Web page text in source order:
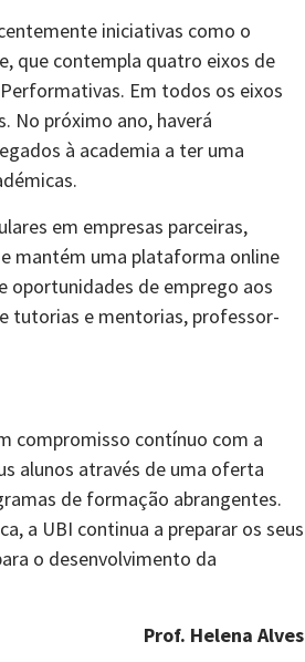
iniciativas como o
que contempla quatro eixos de
Em todos os eixos
No próximo ano, haverá
à academia a ter uma
em empresas parceiras,
mantém uma plataforma online
oportunidades de emprego aos
tutorias e mentorias, professor-
compromisso contínuo com a
alunos através de uma oferta
de formação abrangentes.
a UBI continua a preparar os seus
o desenvolvimento da
Prof. Helena Alves